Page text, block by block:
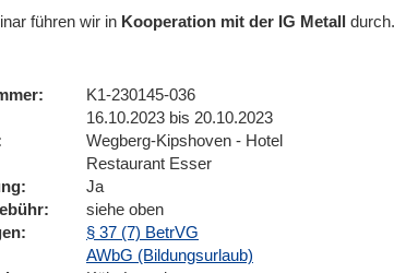
führen wir in Kooperation mit der IG Metall durch.
K1-230145-036
16.10.2023 bis 20.10.2023
Wegberg-Kipshoven - Hotel
Restaurant Esser
Ja
siehe oben
§ 37 (7) BetrVG
AWbG (Bildungsurlaub)